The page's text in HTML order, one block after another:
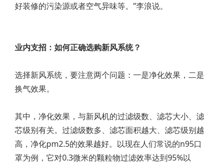
好装修的污染源或者空气异味等。”李浪说。
业内支招：如何正确选购新风系统？
选择新风系统，要注意两个问题：一是净化效果，二是
换气效果。
其中，净化效果，与新风机的过滤级数、滤芯大小、滤
芯级别有关。过滤级数多、滤芯面积越大、滤芯级别越
高，净化pm2.5的效果越好。以现在人们常说的n95口
罩为例，它对0.3微米的颗粒物过滤效率达到95%以